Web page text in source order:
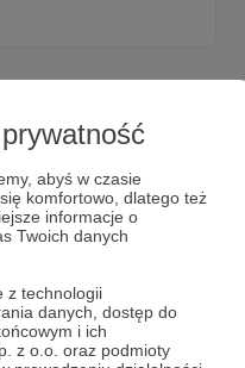
abyś w czasie
komfortowo, dlatego też
informacje o
Twoich danych
z technologii
danych, dostęp do
i ich
z o.o. oraz podmioty